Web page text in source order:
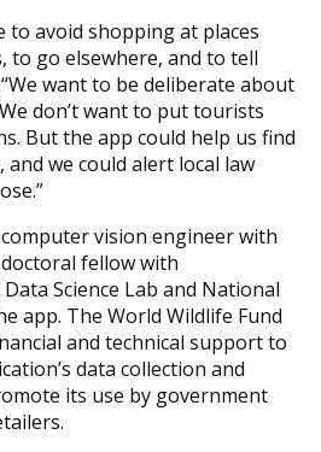
to avoid shopping at places
to go elsewhere, and to tell
want to be deliberate about
don’t want to put tourists
But the app could help us find
we could alert local law
vision engineer with
fellow with
Science Lab and National
app. The World Wildlife Fund
and technical support to
data collection and
its use by government